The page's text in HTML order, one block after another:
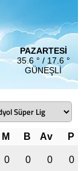
PAZARTESI
35.6 ° / 17.6 °
GÜNEŞLI
M B Av
P
0 0 0 0